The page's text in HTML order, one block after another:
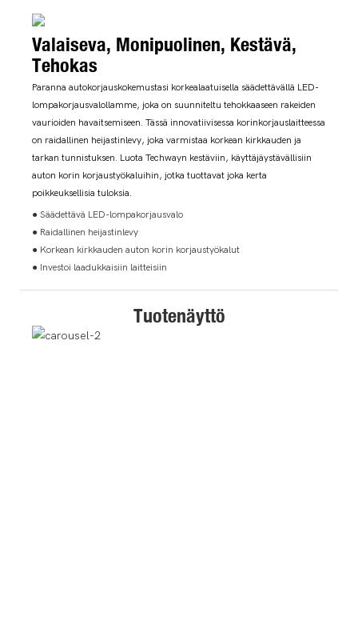
Valaiseva, Monipuolinen, Kestävä,
Tehokas
Paranna autokorjauskokemustasi korkealaatuisella säädettävällä LED-
lompakorjausvalollamme, joka on suunniteltu tehokkaaseen rakeiden
vaurioiden havaitsemiseen. Tässä innovatiivisessa korinkorjauslaitteessa
on raidallinen heijastinlevy, joka varmistaa korkean kirkkauden ja
tarkan tunnistuksen. Luota Techwayn kestäviin, käyttäjäystävällisiin
auton korin korjaustyökaluihin, jotka tuottavat joka kerta
poikkeuksellisia tuloksia.
● Säädettävä LED-lompakorjausvalo
● Raidallinen heijastinlevy
● Korkean kirkkauden auton korin korjaustyökalut
● Investoi laadukkaisiin laitteisiin
Tuotenäyttö